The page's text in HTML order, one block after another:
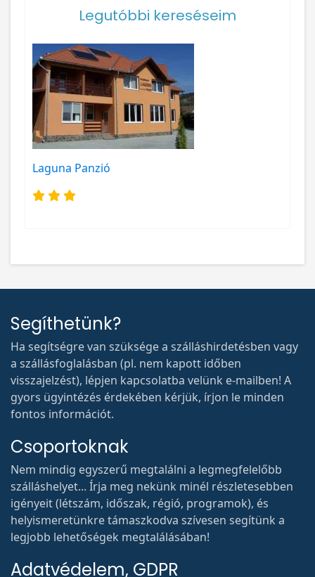
Legutóbbi kereséseim
Laguna Panzió
Segíthetünk?
Ha segítségre van szüksége a szálláshirdetésben vagy
a szállásfoglalásban (pl. nem kapott időben
visszajelzést), lépjen kapcsolatba velünk e-mailben! A
gyors ügyintézés érdekében kérjük, írjon le minden
fontos információt.
Csoportoknak
Nem mindig egyszerű megtalálni a legmegfelelőbb
szálláshelyet... Írja meg nekünk minél részletesebben
igényeit (létszám, időszak, régió, programok), és
helyismeretünkre támaszkodva szívesen segítünk a
legjobb lehetőségek megtalálásában!
Adatvédelem, GDPR